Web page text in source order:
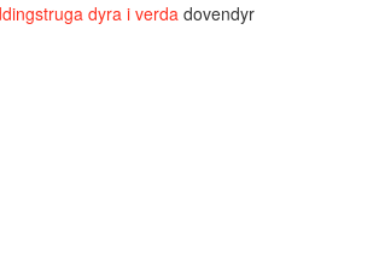
dyra i verda dovendyr